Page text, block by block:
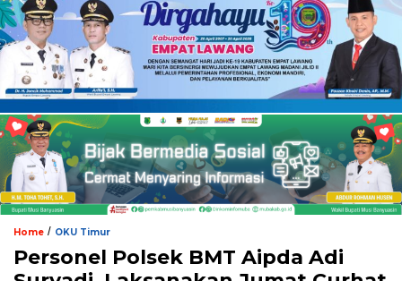
Home / OKU Timur
Personel Polsek BMT Aipda Adi